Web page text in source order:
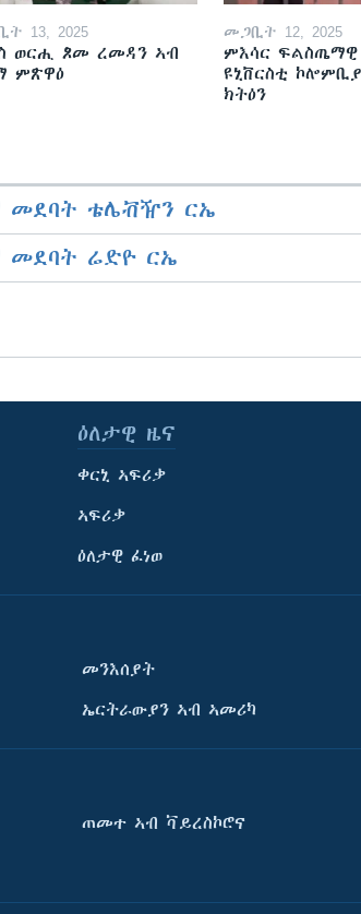
13, 2025
ወርሒ ጾመ ረመዳን ኣብ
ምጽዋዕ
መጋቢት 12, 2025
ምእሳር
ዩኒቨርስቲ
ክትዕን
መደባት ቴሌቭዥን ርኤ
መደባት ሬድዮ ርኤ
ዕለታዊ ዜና
ቀርኒ ኣፍሪቃ
ኣፍሪቃ
ዕለታዊ ፈነወ
መንእሰያት
ኤርትራውያን ኣብ ኣመሪካ
ጠመተ ኣብ ቫይረስኮሮና